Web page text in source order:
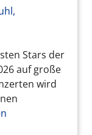
Stars der
auf große
wird